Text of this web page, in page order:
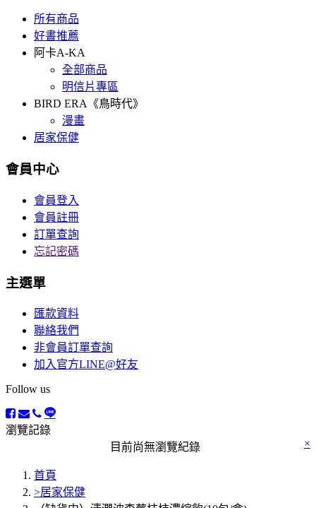
所有商品
好書推薦
阿卡A-KA
全部商品
明信片專區
BIRD ERA《鳥時代》
漫畫
居家保健
會員中心
會員登入
會員註冊
訂單查詢
忘記密碼
主選單
匯款資料
聯絡我們
非會員訂單查詢
加入官方LINE@好友
Follow us
瀏覽記錄
×
目前尚無瀏覽紀錄
首頁
>居家保健